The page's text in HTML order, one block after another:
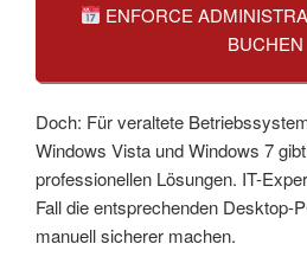
ENFORCE
BUCHEN
Doch: Für veraltete
Windows Vista und Windows 7
professionellen Lösungen. IT-
Fall die entsprechenden Desktop-
manuell sicherer machen.